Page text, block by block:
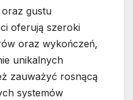
gustu
oferują szeroki
oraz wykończeń,
unikalnych
zauważyć rosnącą
systemów